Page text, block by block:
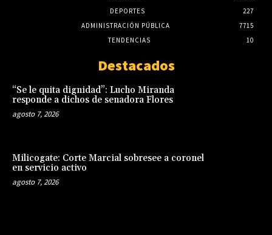
DEPORTES
227
ADMINISTRACIÓN PÚBLICA
7715
TENDENCIAS
10
Destacados
“Se le quita dignidad”: Lucho Miranda
responde a dichos de senadora Flores
agosto 7, 2026
Milicogate: Corte Marcial sobresee a coronel
en servicio activo
agosto 7, 2026